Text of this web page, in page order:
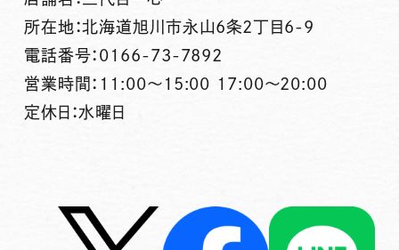
所在地：北海道旭川市永山6条2丁目6-9
電話番号：0166-73-7892
営業時間：11:00～15:00 17:00～20:00
定休日：水曜日